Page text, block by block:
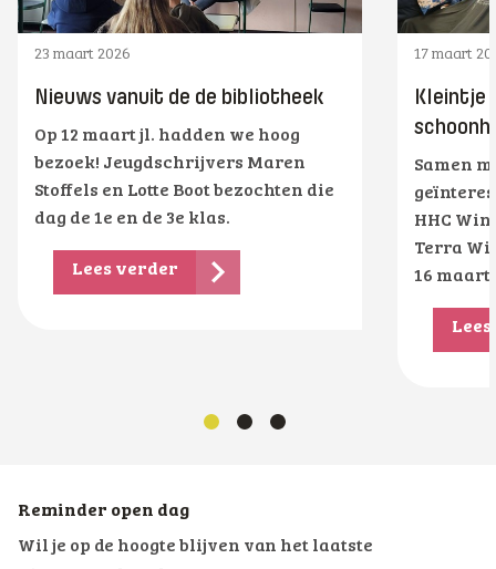
23 maart 2026
Nieuws vanuit de de bibliotheek
Op 12 maart jl. hadden we hoog
bezoek! Jeugdschrijvers Maren
Stoffels en Lotte Boot bezochten die
dag de 1e en de 3e klas.
Lees verder
17 maart
Kleintje
Samen
HHC
Terra
16 maart
Reminder open dag
Wil je op de hoogte blijven van het laatste